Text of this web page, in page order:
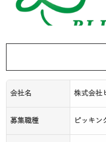
会社名 株式会社
募集職種 ピッキン